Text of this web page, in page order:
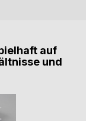
auf
und